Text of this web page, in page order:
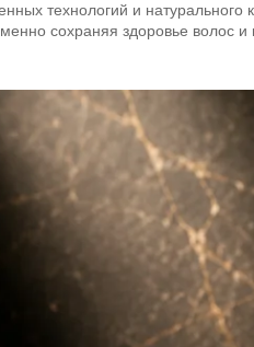
технологий и натурального
сохраняя здоровье волос